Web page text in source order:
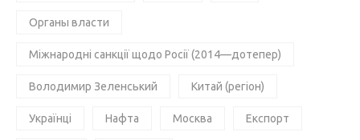
Органы власти
Міжнародні санкції щодо Росії (2014—дотепер)
Володимир Зеленський Китай (регіон)
Українці Нафта Москва Експорт